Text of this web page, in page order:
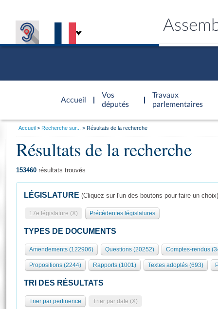
Accueil
d'accueil
Vos
députés
Travaux
parlementaires
Présidence
577 députés
Groupes politiques
Séance publique
Commissions et autres organes
Europe et International
Pétitions
Général
Rôle et pouvoirs de l'Assemblée
Organisation de l'Assemblée
Présidence Conférence des Présidents Bureau Collège des
Statistiques et chiffres clés
Visiter l'Assemblée
Visite virtuelle du palais Bourbon
Assister à une séance
Vous
Accueil Recherche sur... Résultats de la recherche
Résultats de la recherche
153460 résultats trouvés
LÉGISLATURE (Cliquez sur l'un des boutons pour faire un choix)
17e législature (X) Précédentes législatures
TYPES DE DOCUMENTS
Amendements (122906) Questions (20252) Comptes-rendus
Propositions (2244) Rapports (1001) Textes adoptés (693)
TRI DES RÉSULTATS
Trier par pertinence Trier par date (X)